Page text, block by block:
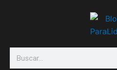
Search